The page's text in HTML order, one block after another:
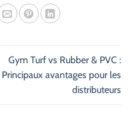
Gym Turf vs Rubber & PVC :
Principaux avantages pour les
distributeurs